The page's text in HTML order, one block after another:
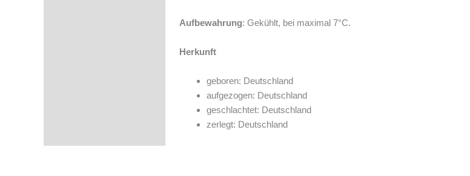
Aufbewahrung: Gekühlt, bei maximal 7°C.
Herkunft
geboren: Deutschland
aufgezogen: Deutschland
geschlachtet: Deutschland
zerlegt: Deutschland